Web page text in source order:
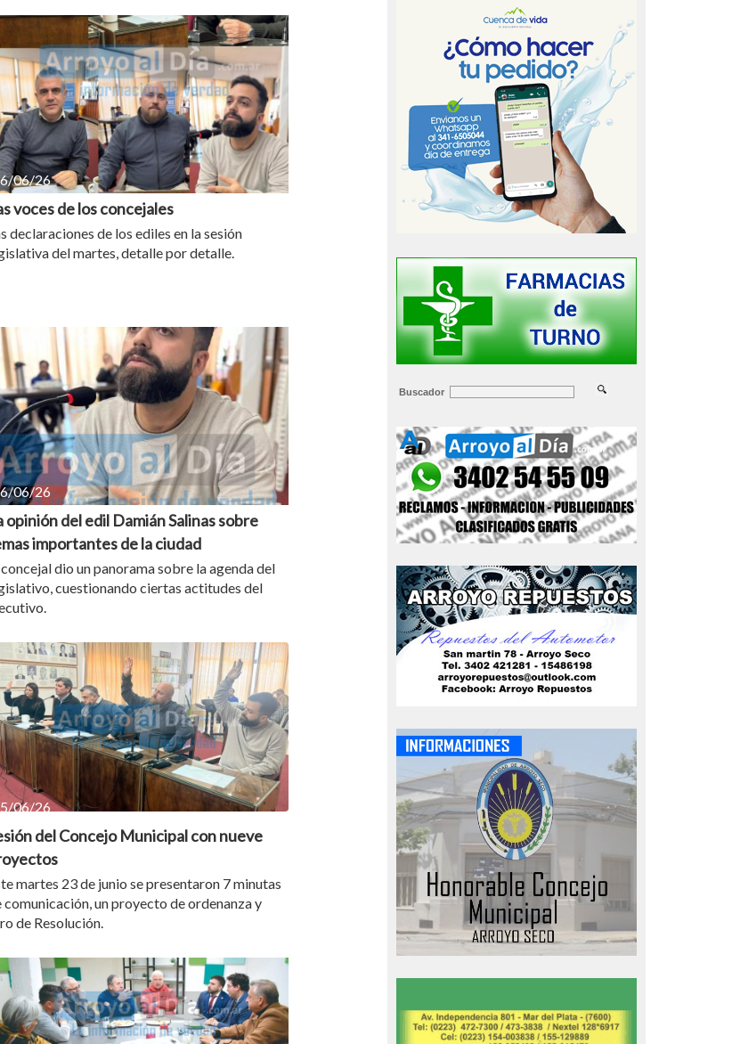
06/26
voces de los concejales
declaraciones de los ediles en la sesión
del martes, detalle por detalle.
06/26
opinión del edil Damián Salinas sobre
importantes de la ciudad
concejal dio un panorama sobre la agenda del
cuestionando ciertas actitudes del
06/26
del Concejo Municipal con nueve
martes 23 de junio se presentaron 7 minutas
comunicación, un proyecto de ordenanza y
de Resolución.
Buscador